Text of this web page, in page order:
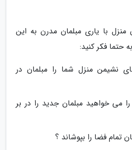
منزل با یاری مبلمان مدرن به این
حتما فکر کنید:
نشیمن منزل شما را مبلمان در
می خواهید مبلمان جدید را در بر
تمام فضا را بپوشاند ؟